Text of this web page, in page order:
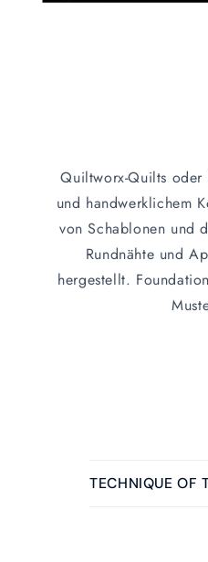
Quiltworx-Quilts oder
und handwerklichem
von Schablonen und
Rundnähte und
hergestellt.
E
TECHNIQUE OF